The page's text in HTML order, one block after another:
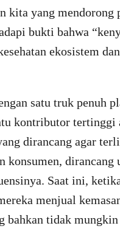
kita yang mendorong
bukti bahwa
ekosistem
satu truk penuh
kontributor
dirancang agar
konsumen,
Saat ini,
menjual
bahkan tidak